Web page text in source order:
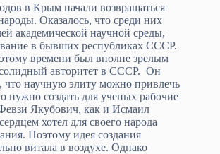
в Крым начали возвращаться
Оказалось, что среди них
академической научной среды,
в бывших республиках СССР.
времени был вполне зрелым
авторитет в СССР. Он
что научную элиту можно привлечь
нужно создать для ученых рабочие
Якубович, как и Исмаил
хотел для своего народа
Поэтому идея создания
витала в воздухе. Однако